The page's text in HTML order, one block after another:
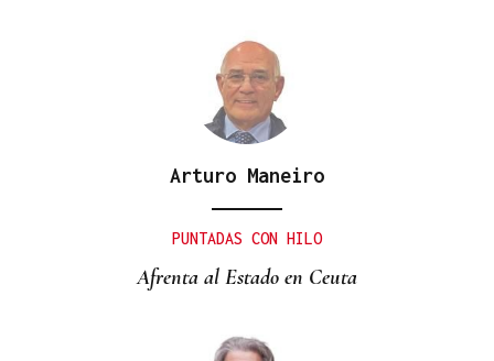
Arturo Maneiro
PUNTADAS CON HILO
Afrenta al Estado en Ceuta